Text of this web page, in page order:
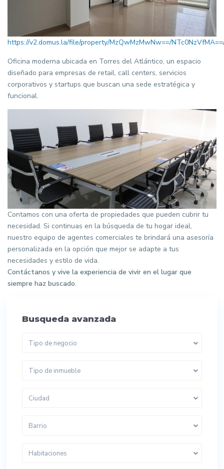
https://v2.domus.la/file/property/MzQwMzMwNw==/
Oficina moderna ubicada en Torres del Atlántico, un espacio
diseñado para empresas de retail, call centers, servicios
corporativos y startups que buscan una sede estratégica y
funcional.
Contamos con una oferta de propiedades que pueden cubrir tu
necesidad. Si continuas en la búsqueda de tu hogar ideal,
nuestro equipo de agentes comerciales te brindará una asesoría
personalizada en la opción que mejor se adapte a tus
necesidades y estilo de vida.
Contáctanos y vive la experiencia de vivir en el lugar que
siempre haz buscado.
Busqueda avanzada
Tipo de negocio
Tipo de inmueble
Ciudad
Barrio
Habitaciones